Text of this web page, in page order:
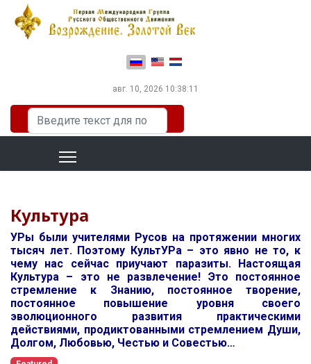
Выберите язык
авг. 10, 2026 10:38:11
Искать...
Культура
УРы были учителями Русов на протяжении многих
тысяч лет. Поэтому КультУРа – это явно не то, к
чему нас сейчас приучают паразиты. Настоящая
Культура – это не развлечение! Это постоянное
стремление к Знанию, постоянное творение,
постоянное повышение уровня своего
эволюционного развития практическими
действиями, продиктованными стремлением Души,
Долгом, Любовью, Честью и Совестью…